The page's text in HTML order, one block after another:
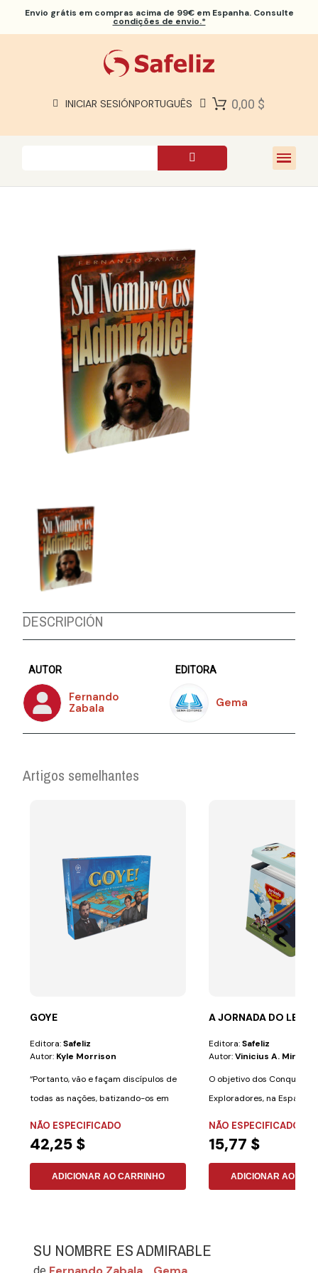
Envio grátis em compras acima de 99€ em Espanha. Consulte
condições de envio.*
INICIAR SESIÓNPORTUGUÊS 0,00 $
SOBRE NÓS
DESCRIPCIÓN
AUTOR
Fernando
Zabala
EDITORA
Gema
Artigos semelhantes
GOYE
Editora:Safeliz
Autor: Kyle Morrison
“Portanto, vão e façam discípulos de
todas as nações, batizando-os em
NÃO ESPECIFICADO
42,25 $
ADICIONAR AO CARRINHO
A JORNADA DO
Editora:Safeliz
Autor:Vinicius A. Miranda
O objetivo dos
Exploradores, na Espanha)
NÃO ESPECIFICADO
15,77 $
ADICIONAR AO
SU NOMBRE ES ADMIRABLE